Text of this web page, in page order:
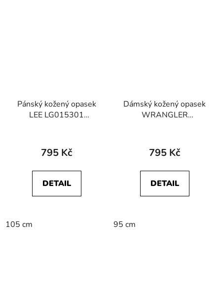
Pánský kožený opasek
LEE LG015301
795 Kč
DETAIL
105 cm
Dámský kožený opasek
WRANGLER
LOOP BELT Black
795 Kč
DETAIL
95 cm